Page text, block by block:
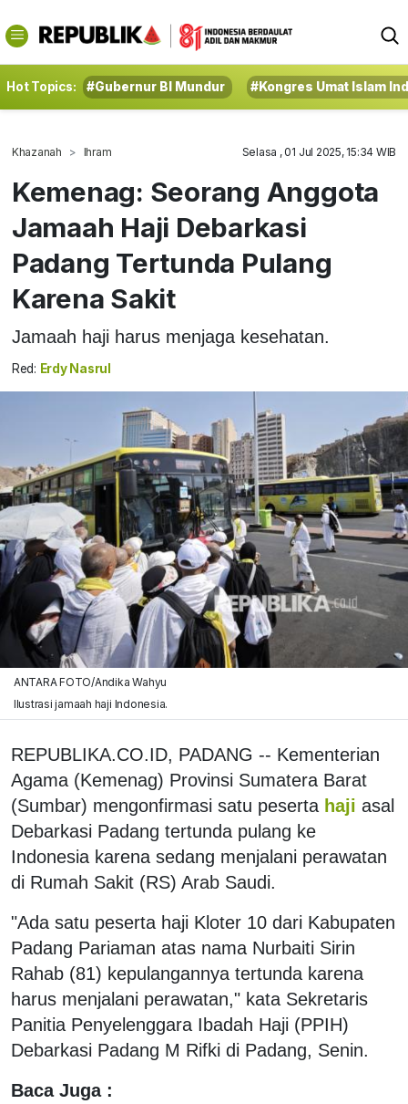
Hot Topics: #Gubernur BI Mundur #Kongres Umat Islam
Khazanah Ihram Selasa , 01 Jul 2025, 15:34 WIB
Kemenag: Seorang Anggota
Jamaah Haji Debarkasi
Padang Tertunda Pulang
Karena Sakit
Jamaah haji harus menjaga kesehatan.
Red: Erdy Nasrul
ANTARA FOTO/Andika Wahyu
Ilustrasi jamaah haji Indonesia.
REPUBLIKA.CO.ID, PADANG -- Kementerian
Agama (Kemenag) Provinsi Sumatera Barat
(Sumbar) mengonfirmasi satu peserta haji asal
Debarkasi Padang tertunda pulang ke
Indonesia karena sedang menjalani perawatan
di Rumah Sakit (RS) Arab Saudi.
"Ada satu peserta haji Kloter 10 dari Kabupaten
Padang Pariaman atas nama Nurbaiti Sirin
Rahab (81) kepulangannya tertunda karena
harus menjalani perawatan," kata Sekretaris
Panitia Penyelenggara Ibadah Haji (PPIH)
Debarkasi Padang M Rifki di Padang, Senin.
Baca Juga :